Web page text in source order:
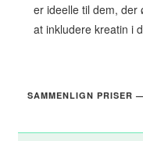
er ideelle til dem, der
at inkludere kreatin i
SAMMENLIGN PRISER